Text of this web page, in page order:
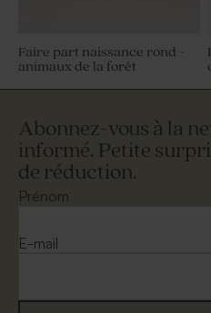
Faire part naissance rond -
animaux de la forêt
Abonnez-vous à la
informé. Petite
de réduction.
Prénom
E-mail